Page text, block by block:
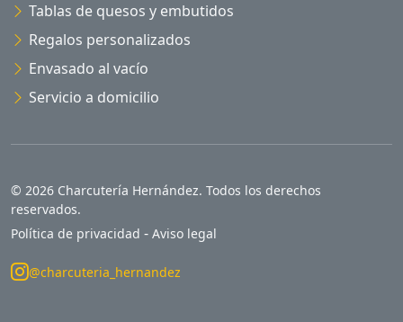
Tablas de quesos y embutidos
Regalos personalizados
Envasado al vacío
Servicio a domicilio
© 2026 Charcutería Hernández. Todos los derechos
reservados.
Política de privacidad - Aviso legal
@charcuteria_hernandez